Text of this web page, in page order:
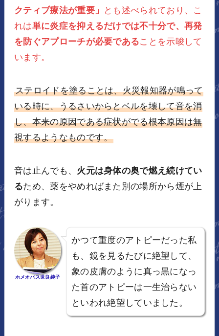
クティブ療法が重要」
とも述べられており、こ
れは単に炎症を抑えるだけでは不十分で、再発
を防ぐアプローチが必要であることを示唆して
います。
ステロイドを塗ることは、火災報知器が鳴って
いる時に、うるさいからとベルを壊して音を消
し、本来の原因である症状がでる根本原因は無
視するようなものです。
音は止んでも、 火元は身体の奥で燃え続けてい
るため、薬をやめればまた別の場所から煙が上
がります。
ホメオパス世良純子
かつて重度のアトピーだった私
も、鏡を見るたびに絶望して、
象の皮膚のように真っ黒になっ
た首のアトピーは一生治らない
といわれ絶望していました。